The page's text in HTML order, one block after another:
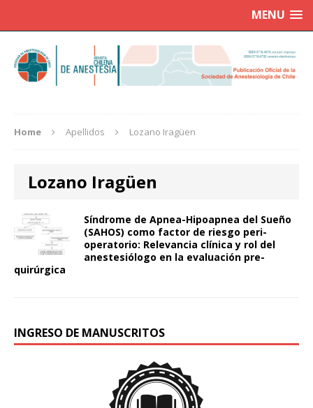
MENU
Home Apellidos Lozano Iragüen
Lozano Iragüen
Síndrome de Apnea-Hipoapnea del Sueño
(SAHOS) como factor de riesgo peri-
operatorio: Relevancia clínica y rol del
anestesiólogo en la evaluación pre-
quirúrgica
INGRESO DE MANUSCRITOS